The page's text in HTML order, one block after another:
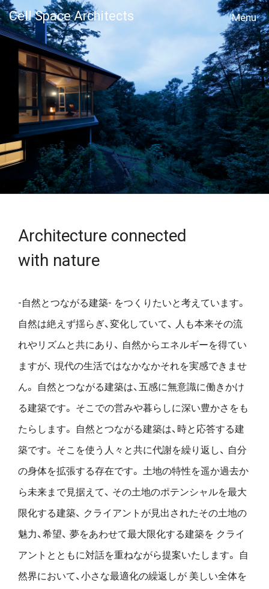
Cell Space Architects
MENU
Architecture connected
with nature
-自然とつながる建築- をつくりたいと考えています。
自然は絶えず揺らぎ、変化していて、
人も本来その流
れやリズムと共にあり、 自然からエネルギーを得てい
ますが、 現代の生活ではなかなかそれを実感できませ
ん。
自然とつながる建築は、五感に無意識に働きかけ
る建築です。 そこでの営みや暮らしに深い豊かさをも
たらします。
自然とつながる建築は、時と応答する建
築です。 そこを使う人々と共に代謝を繰り返し、 自分
の身体を拡張する存在です。 土地の特性を遥か過去か
ら未来まで見据えて、 その土地のポテンシャルを最大
限化する建築、 クライアントが見出されたその土地の
魅力、希望、 夢をあわせて最大限化する建築を クライ
アントとともに対話を重ねながら提案いたします。
自
然界において、小さな最適化の繰返しが 美しい全体を